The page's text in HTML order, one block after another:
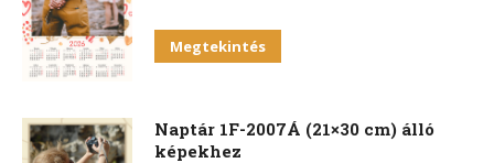
Megtekintés
Naptár 1F-2007Á (21×30 cm) álló
képekhez